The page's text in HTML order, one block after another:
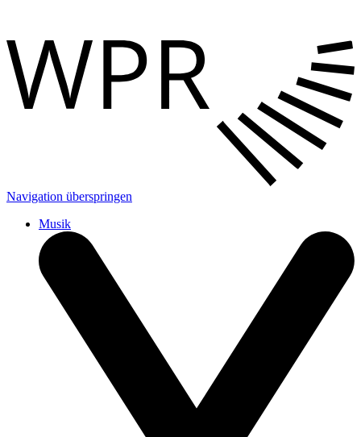
Navigation überspringen
Musik